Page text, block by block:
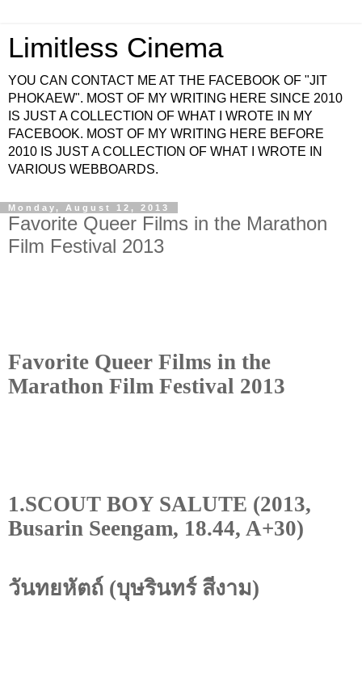
Limitless Cinema
YOU CAN CONTACT ME AT THE FACEBOOK OF "JIT
PHOKAEW". MOST OF MY WRITING HERE SINCE 2010
IS JUST A COLLECTION OF WHAT I WROTE IN MY
FACEBOOK. MOST OF MY WRITING HERE BEFORE
2010 IS JUST A COLLECTION OF WHAT I WROTE IN
VARIOUS WEBBOARDS.
Monday, August 12, 2013
Favorite Queer Films in the Marathon
Film Festival 2013
Favorite Queer Films in the
Marathon Film Festival 2013
1.SCOUT BOY SALUTE (2013,
Busarin Seengam, 18.44, A+30)
วันทยหัตถ์ (บุษรินทร์ สีงาม)